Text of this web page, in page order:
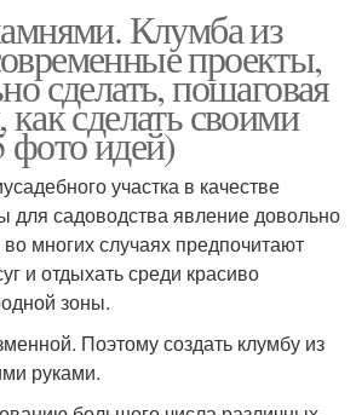
Клумба из
проекты,
сделать, пошаговая
сделать своими
фото идей)
участка в качестве
для садоводства явление довольно
многих случаях предпочитают
и отдыхать среди красиво
зоны.
Поэтому создать клумбу из
руками.